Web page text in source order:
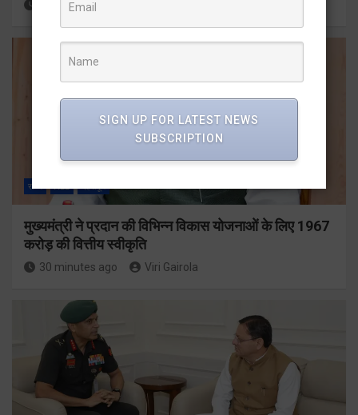
26 minutes ago
राज्य ALL देहरादून
मुख्यमंत्री ने प्रदान की विभिन्न विकास योजनाओं के लिए 1967
करोड़ की वित्तीय स्वीकृति
30 minutes ago Viri Gairola
SIGN UP FOR LATEST NEWS
SUBSCRIPTION